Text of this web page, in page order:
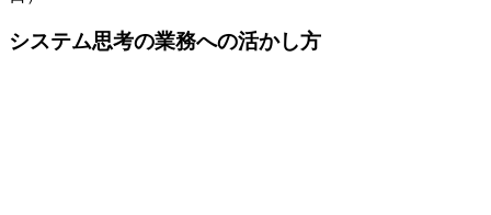
システム思考の業務への活かし方